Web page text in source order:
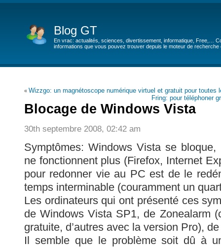
Blog GT
En vrac: actualités, sciences, divertissement, informatique, Free,…
informations que vous pouvez trouver depuis le moteur de recherche
« Wizzgo: un magnétoscope numérique virtuel et gratuit pour toutes
Fring: pour téléphoner
Blocage de Windows Vista
30th septembre 2008, 02:42 am
Symptômes: Windows Vista se
ne fonctionnent plus (Firefox, Internet
pour redonner vie au PC est de le
temps interminable (couramment un
Les ordinateurs qui ont présenté ces
de Windows Vista SP1, de Zonealarm
gratuite, d’autres avec la version Pro),
Il semble que le problème soit dû à